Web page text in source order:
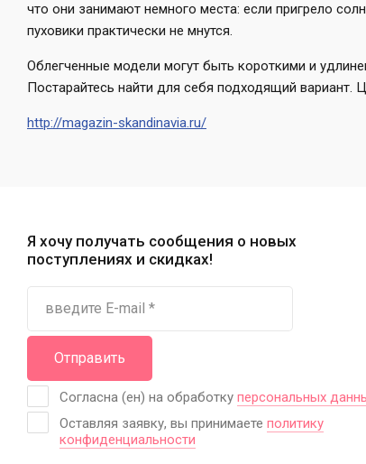
что они занимают немного места: если пригрело
пуховики практически не мнутся.
Облегченные модели могут быть короткими и
Постарайтесь найти для себя подходящий
http://magazin-skandinavia.ru/
Я хочу получать сообщения о новых
поступлениях и скидках!
Согласна (ен) на обработку персональных
Оставляя заявку, вы принимаете политику
конфиденциальности
Отправить